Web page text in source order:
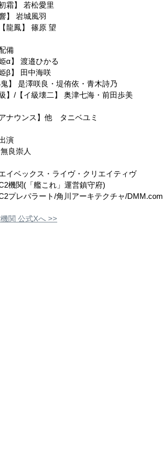
霜】 若松愛里
】 岩城風羽
龍鳳】 篠原 望
備
α】 渡邉ひかる
β】 田中海咲
鬼】 是澤咲良・堤侑依・青木詩乃
級】/【イ級壊二】 奥津七海・前田歩美
ナウンス】他　タニベユミ
演
良崇人
エイベックス・ライヴ・クリエイティヴ
機関(「艦これ」運営鎮守府)
C2プレパラート/角川アーキテクチャ/DMM.com
関 公式Xへ >>